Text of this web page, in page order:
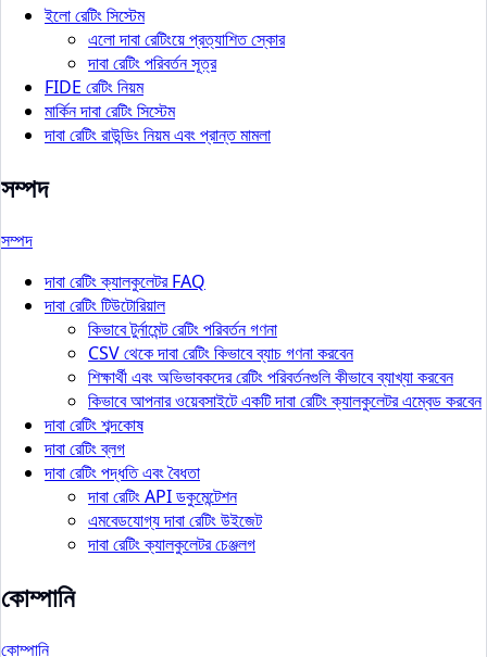
ইলো রেটিং সিস্টেম
এলো দাবা রেটিংয়ে প্রত্যাশিত স্কোর
দাবা রেটিং পরিবর্তন সূত্র
FIDE রেটিং নিয়ম
মার্কিন দাবা রেটিং সিস্টেম
দাবা রেটিং রাউন্ডিং নিয়ম এবং প্রান্ত মামলা
সম্পদ
সম্পদ
দাবা রেটিং ক্যালকুলেটর FAQ
দাবা রেটিং টিউটোরিয়াল
কিভাবে টুর্নামেন্ট রেটিং পরিবর্তন গণনা
CSV থেকে দাবা রেটিং কিভাবে ব্যাচ গণনা করবেন
শিক্ষার্থী এবং অভিভাবকদের রেটিং পরিবর্তনগুলি কীভাবে ব্যাখ্যা করবেন
কিভাবে আপনার ওয়েবসাইটে একটি দাবা রেটিং ক্যালকুলেটর এম্বেড করবেন
দাবা রেটিং শব্দকোষ
দাবা রেটিং ব্লগ
দাবা রেটিং পদ্ধতি এবং বৈধতা
দাবা রেটিং API ডকুমেন্টেশন
এমবেডযোগ্য দাবা রেটিং উইজেট
দাবা রেটিং ক্যালকুলেটর চেঞ্জলগ
কোম্পানি
কোম্পানি